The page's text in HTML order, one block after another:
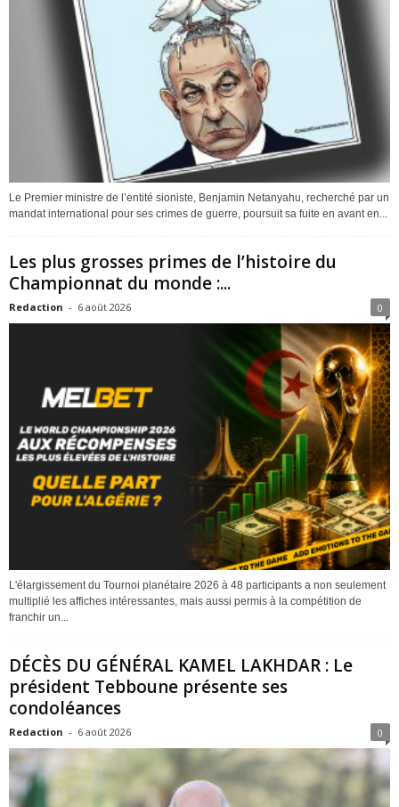
Le Premier ministre de l’entité sioniste, Benjamin Netanyahu, recherché par un
mandat international pour ses crimes de guerre, poursuit sa fuite en avant en...
Les plus grosses primes de l’histoire du
Championnat du monde :...
Redaction - 6 août 2026 0
L'élargissement du Tournoi planétaire 2026 à 48 participants a non seulement
multiplié les affiches intéressantes, mais aussi permis à la compétition de
franchir un...
DÉCÈS DU GÉNÉRAL KAMEL LAKHDAR : Le
président Tebboune présente ses
condoléances
Redaction - 6 août 2026 0